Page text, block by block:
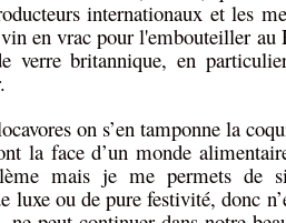
internationaux et les
en vrac pour l'embouteiller au
verre britannique, en
on s’en tamponne la
la face d’un monde
mais je me permets de
luxe ou de pure festivité, donc